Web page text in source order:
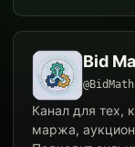
Bid
Канал для тех,
маржа,